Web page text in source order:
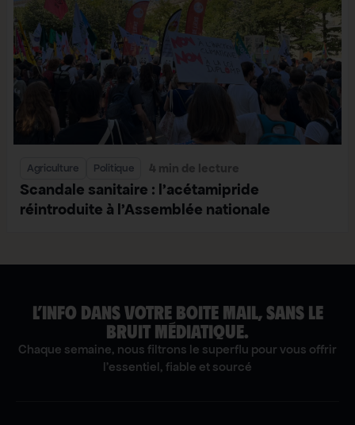
Agriculture Politique 4 min de lecture
Scandale sanitaire : l’acétamipride
réintroduite à l’Assemblée nationale
L’INFO DANS VOTRE BOITE MAIL, SANS LE
BRUIT MÉDIATIQUE.
Chaque semaine, nous filtrons le superflu pour vous offrir
l'essentiel, fiable et sourcé